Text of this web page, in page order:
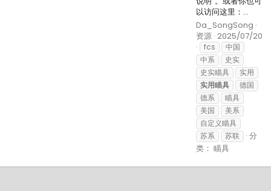
以访问这里：...
Da_SongSong
资源 2025/07/20
fcs
中国
中系
史实
史实瞄具
实用
实用瞄具
德国
德系
瞄具
美国
美系
自定义瞄具
苏系
苏联
分
类： 瞄具